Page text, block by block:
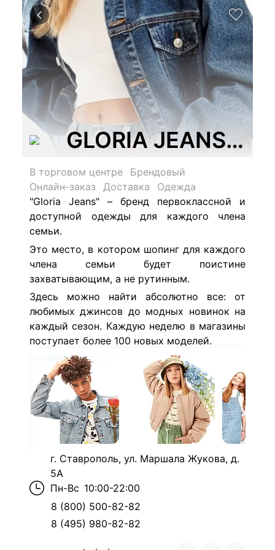
GLORIA JEANS,
В торговом центре
Брендовый
Онлайн-заказ
Доставка
Одежда
"Gloria Jeans" – бренд первоклассной и
доступной одежды для каждого члена
семьи.
Это место, в котором шопинг для каждого
члена семьи будет поистине
захватывающим, а не рутинным.
Здесь можно найти абсолютно все: от
любимых джинсов до модных новинок на
каждый сезон. Каждую неделю в магазины
поступает более 100 новых моделей.
г. Ставрополь, ул. Маршала Жукова, д.
5А
Пн-Вс 10:00-22:00
8 (800) 500-82-82
8 (495) 980-82-82